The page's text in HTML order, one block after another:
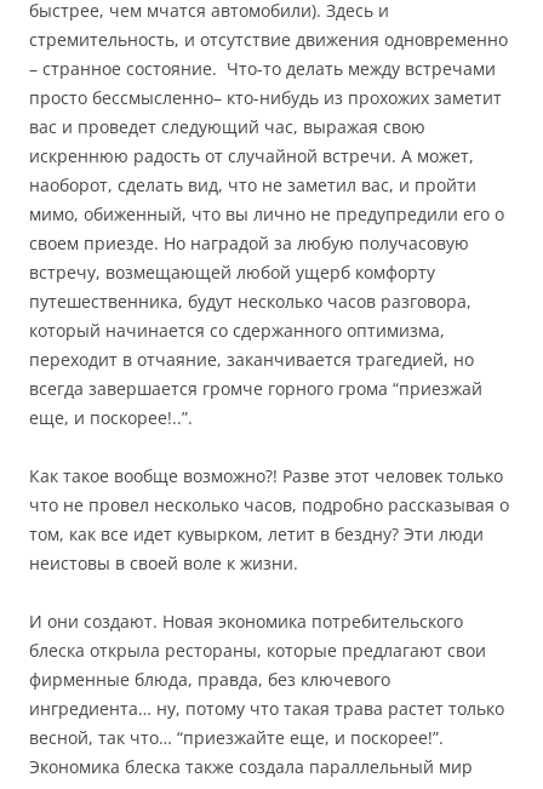
быстрее, чем мчатся автомобили). Здесь и
стремительность, и отсутствие движения одновременно
– странное состояние. Что-то делать между встречами
просто бессмысленно– кто-нибудь из прохожих заметит
вас и проведет следующий час, выражая свою
искреннюю радость от случайной встречи. А может,
наоборот, сделать вид, что не заметил вас, и пройти
мимо, обиженный, что вы лично не предупредили его о
своем приезде. Но наградой за любую получасовую
встречу, возмещающей любой ущерб комфорту
путешественника, будут несколько часов разговора,
который начинается со сдержанного оптимизма,
переходит в отчаяние, заканчивается трагедией, но
всегда завершается громче горного грома “приезжай
еще, и поскорее!..”.
Как такое вообще возможно?! Разве этот человек только
что не провел несколько часов, подробно рассказывая о
том, как все идет кувырком, летит в бездну? Эти люди
неистовы в своей воле к жизни.
И они создают. Новая экономика потребительского
блеска открыла рестораны, которые предлагают свои
фирменные блюда, правда, без ключевого
ингредиента… ну, потому что такая трава растет только
весной, так что… “приезжайте еще, и поскорее!”.
Экономика блеска также создала параллельный мир